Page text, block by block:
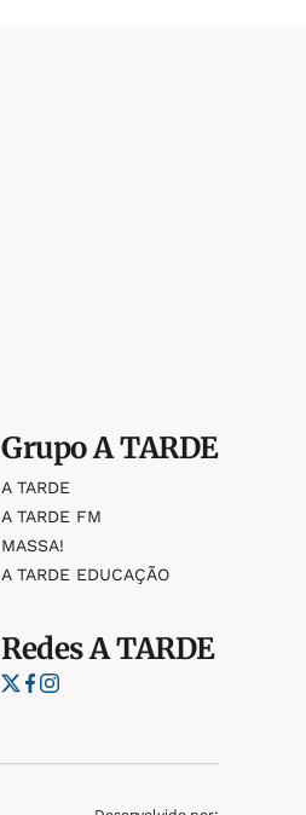
GrupoA TARDE
A TARDE
A TARDE FM
MASSA!
A TARDE EDUCAÇÃO
RedesA TARDE